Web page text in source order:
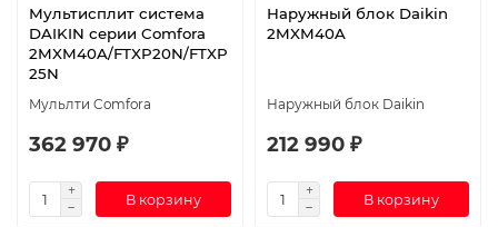
Мультисплит система
DAIKIN серии Comfora
2MXM40A/FTXP20N/FTXP
25N
Мульлти Comfora
362 970 ₽
В корзину
Наружный блок Daikin
2MXM40A
Наружный блок Daikin
212 990 ₽
В корзину